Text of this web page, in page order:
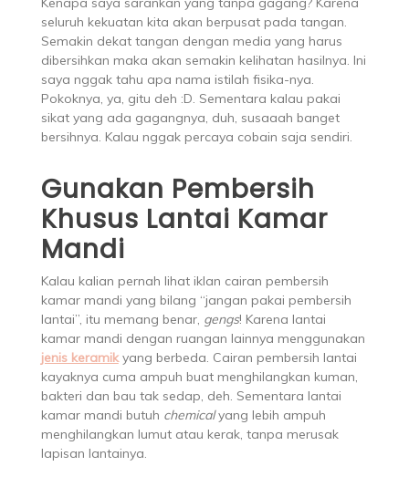
seluruh kekuatan kita akan berpusat pada tangan.
Semakin dekat tangan dengan media yang harus
dibersihkan maka akan semakin kelihatan hasilnya. Ini
saya nggak tahu apa nama istilah fisika-nya.
Pokoknya, ya, gitu deh :D. Sementara kalau pakai
sikat yang ada gagangnya, duh, susaaah banget
bersihnya. Kalau nggak percaya cobain saja sendiri.
Gunakan Pembersih
Khusus Lantai Kamar
Mandi
Kalau kalian pernah lihat iklan cairan pembersih
kamar mandi yang bilang “jangan pakai pembersih
lantai”, itu memang benar, gengs! Karena lantai
kamar mandi dengan ruangan lainnya menggunakan
jenis keramikyang berbeda. Cairan pembersih lantai
kayaknya cuma ampuh buat menghilangkan kuman,
bakteri dan bau tak sedap, deh. Sementara lantai
kamar mandi butuh chemicalyang lebih ampuh
menghilangkan lumut atau kerak, tanpa merusak
lapisan lantainya.